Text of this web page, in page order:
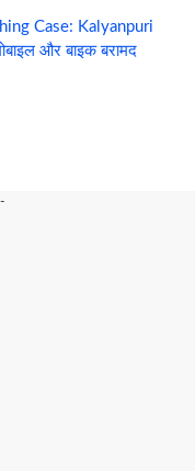
Case: Kalyanpuri
और बाइक बरामद